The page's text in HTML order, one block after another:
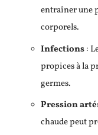
entraîner une
corporels.
Infections:
propices à la
germes.
Pression
chaude peut